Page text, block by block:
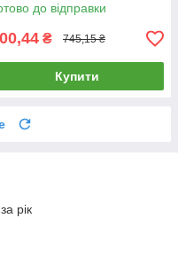
до відправки
₴ 745,15 ₴
Купити
рік